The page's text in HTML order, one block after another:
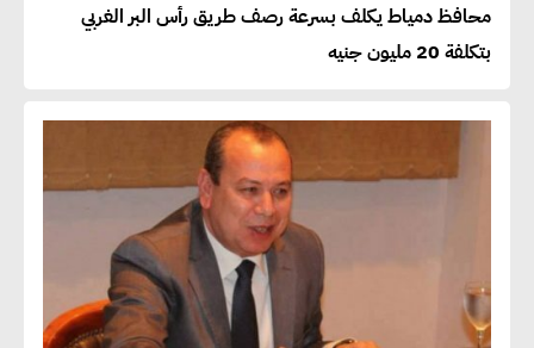
محافظ دمياط يكلف بسرعة رصف طريق رأس البر الغربي
بتكلفة 20 مليون جنيه